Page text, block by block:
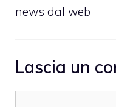
news dal web
Lascia un